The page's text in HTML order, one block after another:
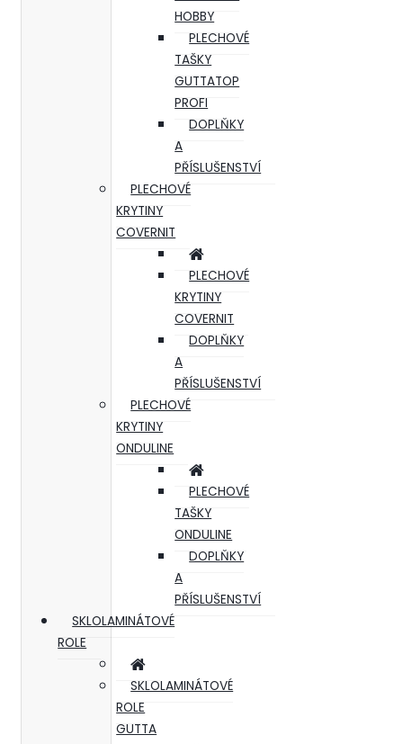
HOBBY
PLECHOVÉ
TAŠKY
GUTTATOP
PROFI
DOPLŇKY
A
PŘÍSLUŠENSTVÍ
PLECHOVÉ
KRYTINY
COVERNIT
PLECHOVÉ
KRYTINY
COVERNIT
DOPLŇKY
A
PŘÍSLUŠENSTVÍ
PLECHOVÉ
KRYTINY
ONDULINE
PLECHOVÉ
TAŠKY
ONDULINE
DOPLŇKY
A
PŘÍSLUŠENSTVÍ
SKLOLAMINÁTOVÉ
ROLE
SKLOLAMINÁTOVÉ
ROLE
GUTTA